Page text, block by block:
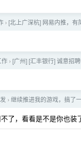
› [北上广深杭] 网易内推，有
作 › [广州] [汇丰银行] 诚意招
› 继续推进我的游戏，搞了
了，看看是不是你也装